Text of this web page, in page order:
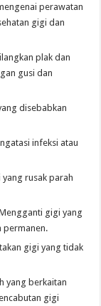
perawatan
gigi dan
plak dan
gusi dan
disebabkan
infeksi atau
rusak parah
gigi yang
permanen.
gigi yang tidak
yang berkaitan
gigi